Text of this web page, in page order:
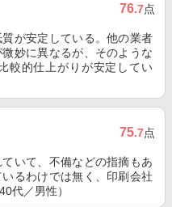
76.7点
が安定している。他の業者
妙に異なるが、そのような
較的仕上がりが安定してい
75.7点
いて、不備などの指摘もあ
るわけでは無く、印刷会社
代／男性）